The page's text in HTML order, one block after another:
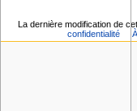
La dernière modification de
confidentialité